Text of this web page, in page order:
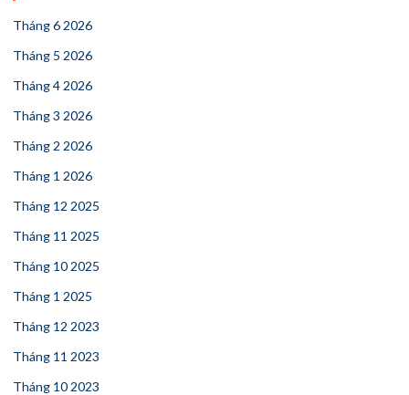
Tháng 6 2026
Tháng 5 2026
Tháng 4 2026
Tháng 3 2026
Tháng 2 2026
Tháng 1 2026
Tháng 12 2025
Tháng 11 2025
Tháng 10 2025
Tháng 1 2025
Tháng 12 2023
Tháng 11 2023
Tháng 10 2023